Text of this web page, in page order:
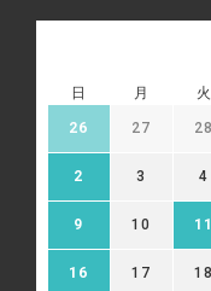
日 月 火
26 27 28
2 3 4
9 10 11
16 17 18